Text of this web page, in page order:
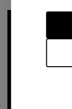
webbplatser.
och